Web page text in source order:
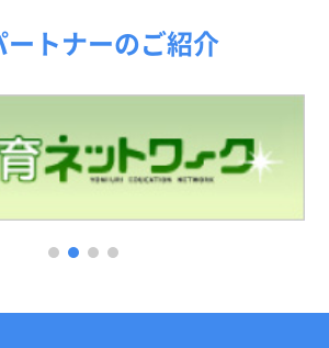
ートナーのご紹介
1 2 3